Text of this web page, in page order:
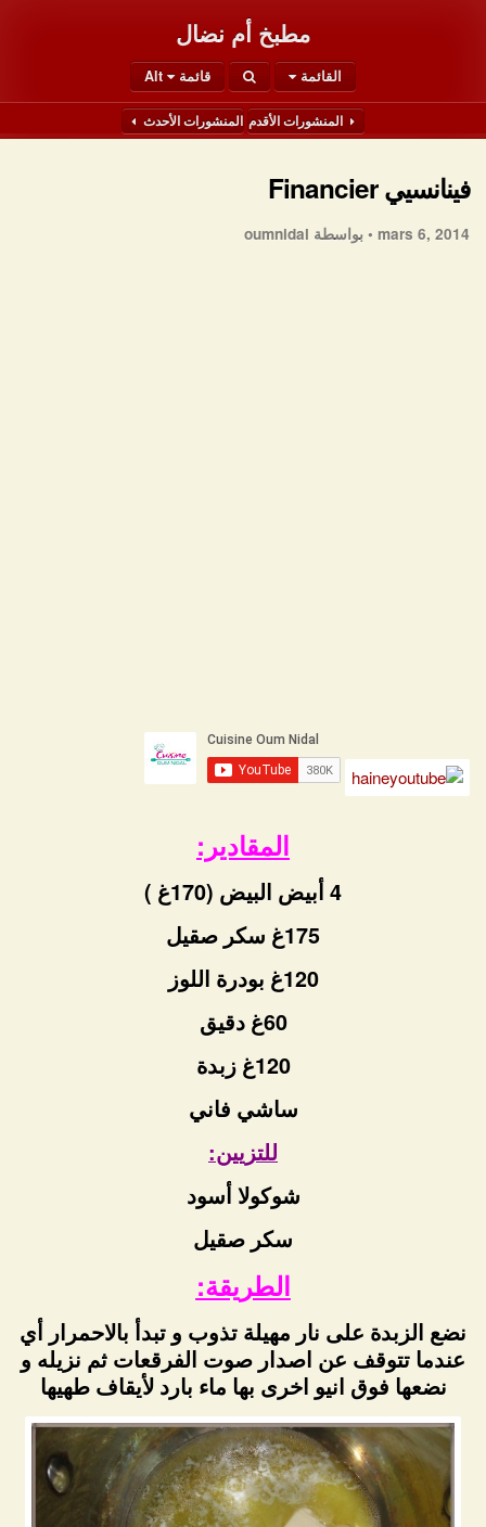
مطبخ أم نضال
القائمة قائمة Alt
المنشورات الأقدم المنشورات الأحدث
فينانسيي Financier
mars 6, 2014 • بواسطة oumnidal
المقادير:
4 أبيض البيض (170غ )
175غ سكر صقيل
120غ بودرة اللوز
60غ دقيق
120غ زبدة
ساشي فاني
للتزيين:
شوكولا أسود
سكر صقيل
الطريقة:
نضع الزبدة على نار مهيلة تذوب و تبدأ بالاحمرار أي
عندما تتوقف عن اصدار صوت الفرقعات ثم نزيله و
نضعها فوق انيو اخرى بها ماء بارد لأيقاف طهيها